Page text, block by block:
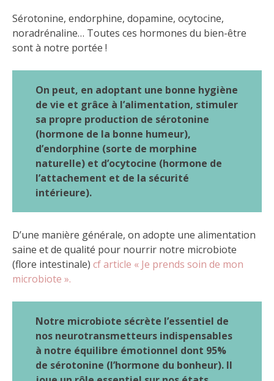
Sérotonine, endorphine, dopamine, ocytocine,
noradrénaline… Toutes ces hormones du bien-être
sont à notre portée !
On peut, en adoptant une bonne hygiène
de vie et grâce à l’alimentation, stimuler
sa propre production de sérotonine
(hormone de la bonne humeur),
d’endorphine (sorte de morphine
naturelle) et d’ocytocine (hormone de
l’attachement et de la sécurité
intérieure).
D’une manière générale, on adopte une alimentation
saine et de qualité pour nourrir notre microbiote
(flore intestinale) cf article « Je prends soin de mon
microbiote ».
Notre microbiote sécrète l’essentiel de
nos neurotransmetteurs indispensables
à notre équilibre émotionnel dont 95%
de sérotonine (l’hormone du bonheur). Il